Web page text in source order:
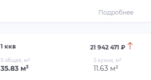
Подробнее
1 ккв 21 942 471 ₽
S общая, м²
35.83 м²
S кухни, м²
11.63 м²